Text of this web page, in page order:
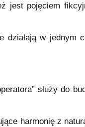
jest pojęciem
działają w jednym
służy do
harmonię z